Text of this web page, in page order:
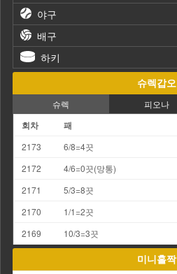
야구
배구
하키
슈렉갑오
슈렉 피오나
회차 패
2173 6/8=4끗
2172
4/6=0끗(망통)
2171
5/3=8끗
2170
1/1=2끗
2169
10/3=3끗
미니홀짝